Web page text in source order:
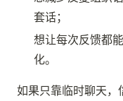
套话；
想让每次反馈都
化。
如果只靠临时聊天，